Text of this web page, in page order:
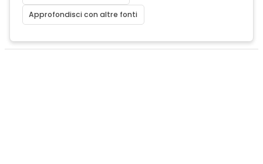
Approfondisci con altre fonti